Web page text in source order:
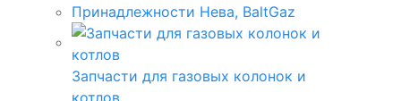
Принадлежности Нева, BaltGaz
Запчасти для газовых колонок и
котлов